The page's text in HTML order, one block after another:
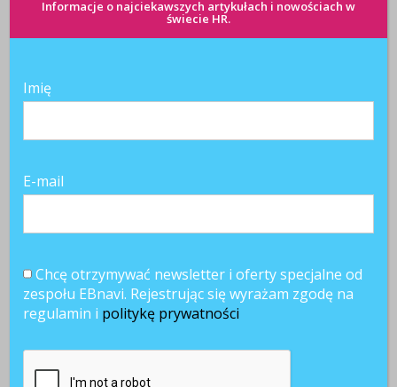
Informacje o najciekawszych artykułach i nowościach w
świecie HR.
Imię
E-mail
Chcę otrzymywać newsletter i oferty specjalne od
zespołu EBnavi. Rejestrując się wyrażam zgodę na
regulamin i politykę prywatności